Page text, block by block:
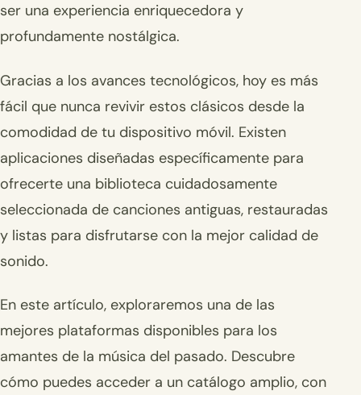
ser una experiencia enriquecedora y
profundamente nostálgica.
Gracias a los avances tecnológicos, hoy es más
fácil que nunca revivir estos clásicos desde la
comodidad de tu dispositivo móvil. Existen
aplicaciones diseñadas específicamente para
ofrecerte una biblioteca cuidadosamente
seleccionada de canciones antiguas, restauradas
y listas para disfrutarse con la mejor calidad de
sonido.
En este artículo, exploraremos una de las
mejores plataformas disponibles para los
amantes de la música del pasado. Descubre
cómo puedes acceder a un catálogo amplio, con